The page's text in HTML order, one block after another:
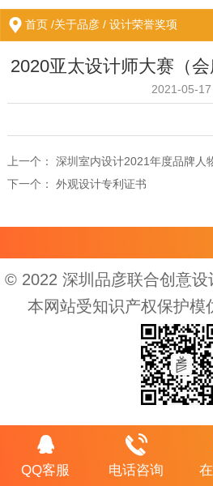
首页 /关于品彦 /设计荣誉奖项
2020亚太设计师大赛（会
2021-05-17
上一个： 深圳室内设计2021年度品牌人
下一个： 外观设计专利证书
© 2022 深圳品彦联合创意设
本网站受知识产权保护模
QQ客服 电话咨询